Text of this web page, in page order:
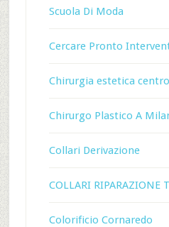
Scuola Di Moda
Cercare Pronto
Chirurgia estetica
Chirurgo Plastico A
Collari Derivazione
COLLARI RIPARAZIONE
Colorificio Cornaredo